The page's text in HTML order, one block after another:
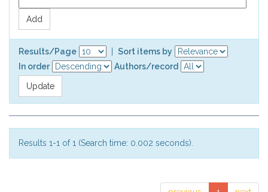
Results/Page
Sort items by
In order
Authors/record
Results 1-1 of 1 (Search time: 0.002 seconds).